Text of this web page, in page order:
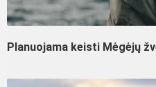
Planuojama keisti Mėgėjų